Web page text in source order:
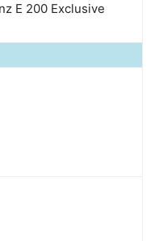
E 200 Exclusive